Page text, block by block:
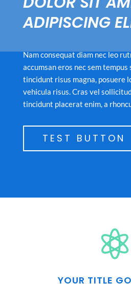
ADIPISCING
Nam consequat diam nec leo
accumsan eros nec sem
tincidunt risus magna, posuere
vehicula risus. Cras vel
tincidunt placerat enim, a
TEST BUTTON

YOUR TITLE